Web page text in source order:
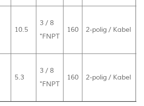
10.5
3 / 8
"FNPT
160 2-polig / Kabel
5.3
3 / 8
"FNPT
160 2-polig / Kabel